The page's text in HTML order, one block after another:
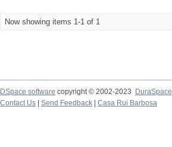
Now showing items 1-1 of 1
DSpace software copyright © 2002-2023
DuraSpace
Contact Us
Send Feedback Casa Rui Barbosa